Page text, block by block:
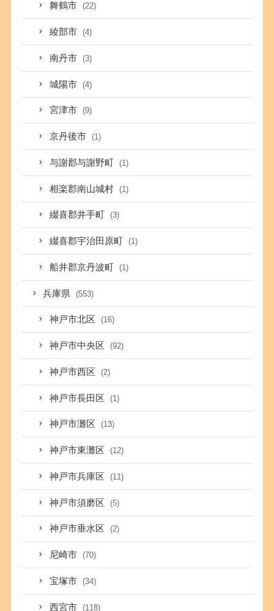
舞鶴市 (22)
綾部市 (4)
南丹市 (3)
城陽市 (4)
宮津市 (9)
京丹後市 (1)
与謝郡与謝野町 (1)
相楽郡南山城村 (1)
綴喜郡井手町 (3)
綴喜郡宇治田原町 (1)
船井郡京丹波町 (1)
兵庫県 (553)
神戸市北区 (16)
神戸市中央区 (92)
神戸市西区 (2)
神戸市長田区 (1)
神戸市灘区 (13)
神戸市東灘区 (12)
神戸市兵庫区 (11)
神戸市須磨区 (5)
神戸市垂水区 (2)
尼崎市 (70)
宝塚市 (34)
西宮市 (118)